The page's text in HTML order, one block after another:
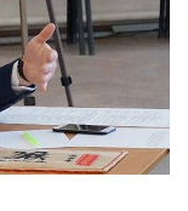
инициативного
опубликовали